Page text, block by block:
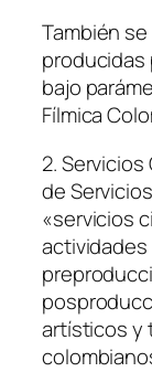
También
producidas
bajo
Fílmica
2.
de
«servicios
artísticos y